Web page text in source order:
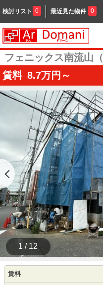
検討リスト 0 最近見た物件 0
フェニックス南流山（
賃料 8.7万円～
1 / 12
賃料